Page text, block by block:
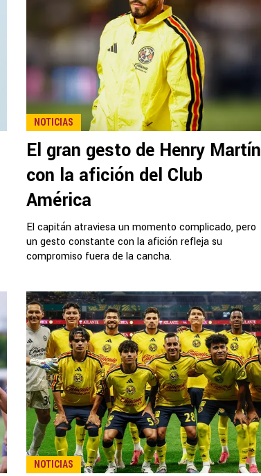
NOTICIAS
El gran gesto de Henry Martín
con la afición del Club
América
El capitán atraviesa un momento complicado, pero
un gesto constante con la afición refleja su
compromiso fuera de la cancha.
NOTICIAS